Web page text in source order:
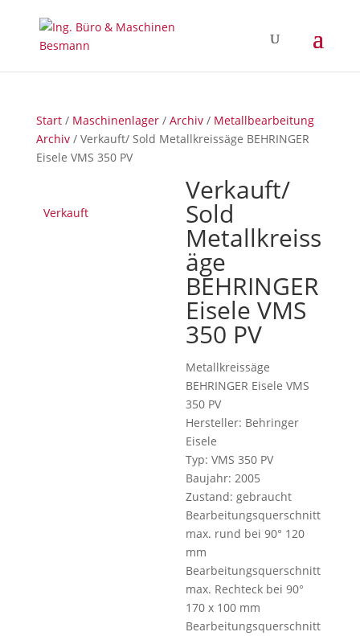
Start/ Maschinenlager/ Archiv/ Metallbearbeitung
Archiv/ Verkauft/ Sold Metallkreissäge BEHRINGER
Eisele VMS 350 PV
Verkauft/
Sold
Metallkreiss
äge
BEHRINGER
Eisele VMS
350 PV
Metallkreissäge
BEHRINGER Eisele VMS
350 PV
Hersteller: Behringer
Eisele
Typ: VMS 350 PV
Baujahr: 2005
Zustand: gebraucht
Bearbeitungsquerschnitt
max. rund bei 90° 120
mm
Bearbeitungsquerschnitt
max. Rechteck bei 90°
170 x 100 mm
Bearbeitungsquerschnitt
Verkauft